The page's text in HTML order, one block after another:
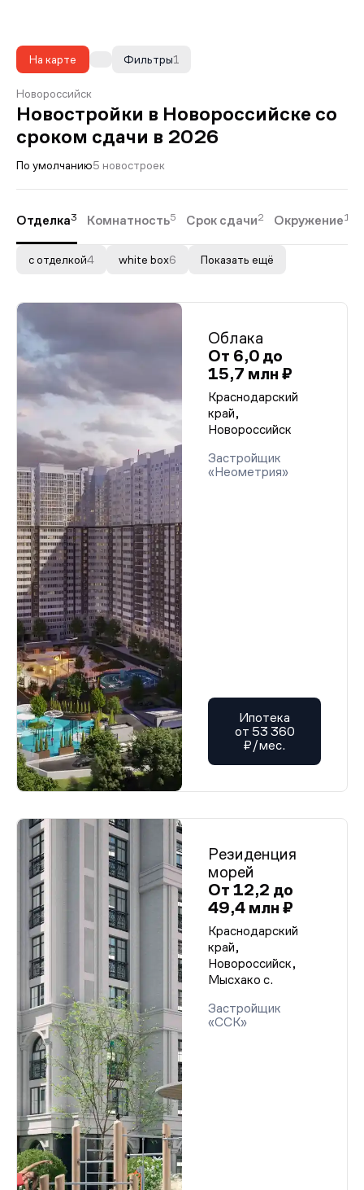
На карте 1
Фильтры
Новороссийск
Новостройки в Новороссийске со
сроком сдачи в 2026
По умолчанию5 новостроек
Отделка3 Комнатность5 Срок сдачи2 Окружение1
с отделкой4 white box6 Показать ещё
Облака
От 6,0 до
15,7 млн ₽
Краснодарский
край,
Новороссийск
Застройщик
«Неометрия»
Ипотека
от 53 360
₽/мес.
Резиденция
морей
От 12,2 до
49,4 млн ₽
Краснодарский
край,
Новороссийск,
Мысхако с.
Застройщик
«ССК»